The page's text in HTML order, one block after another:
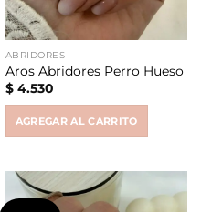
ABRIDORES
Aros Abridores Perro Hueso
$4.530
AGREGAR AL CARRITO